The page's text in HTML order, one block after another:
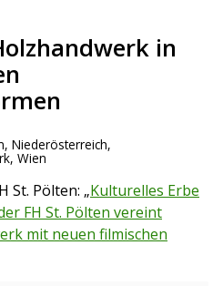
in
, Niederösterreich,
, Wien
St. Pölten: „Kulturelles Erbe
FH St. Pölten vereint
mit neuen filmischen